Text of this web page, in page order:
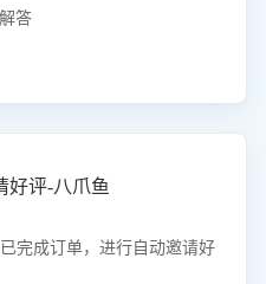
答
好评-八爪鱼
完成订单，进行自动邀请好